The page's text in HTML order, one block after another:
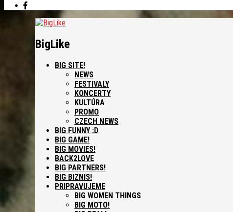
BigLike
BIG SITE!
NEWS
FESTIVALY
KONCERTY
KULTÚRA
PROMO
CZECH NEWS
BIG FUNNY :D
BIG GAME!
BIG MOVIES!
BACK2LOVE
BIG PARTNERS!
BIG BIZNIS!
PRIPRAVUJEME
BIG WOMEN THINGS
BIG MOTO!